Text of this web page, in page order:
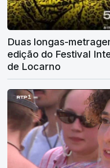
Duas longas-
edição do Festival
de Locarno